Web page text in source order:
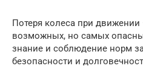
Потеря колеса при
возможных, но самых
знание и соблюдение норм
безопасности и